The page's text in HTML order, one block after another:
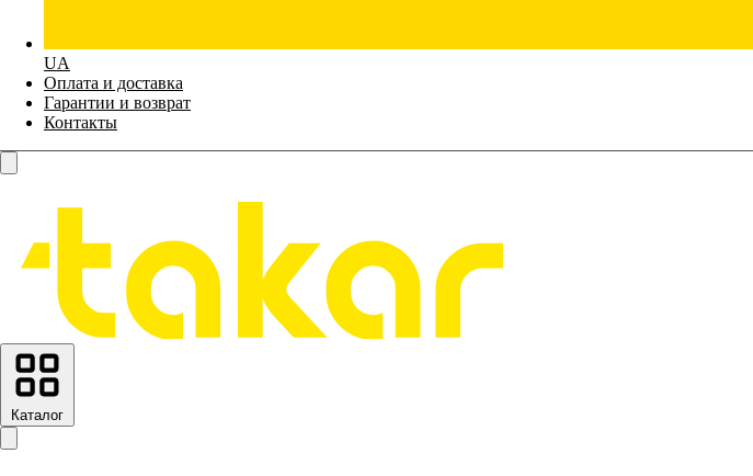
UA
Оплата и доставка
Гарантии и возврат
Контакты
Каталог